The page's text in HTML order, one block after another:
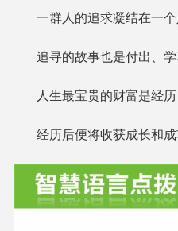
一群人的追求凝结在一
追寻的故事也是付出、
人生最宝贵的财富是经历
经历后便将收获成长和成